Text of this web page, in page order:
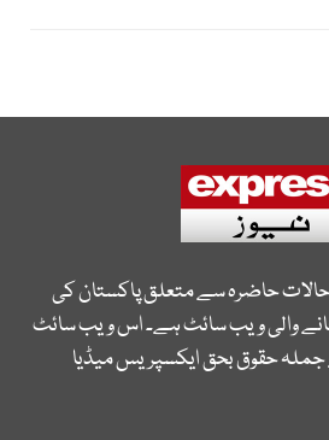
حالات حاضرہ سے متعلق پاکستان کی
والی ویب سائٹ ہے۔ اس ویب سائٹ
جملہ حقوق بحق ایکسپریس میڈیا